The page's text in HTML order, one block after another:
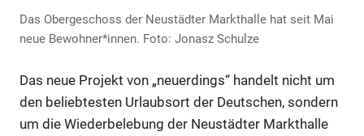
Das Obergeschoss der Neustädter Markthalle hat seit Mai
neue Bewohner*innen. Foto: Jonasz Schulze
Das neue Projekt von „neuerdings“ handelt nicht um
den beliebtesten Urlaubsort der Deutschen, sondern
um die Wiederbelebung der Neustädter Markthalle